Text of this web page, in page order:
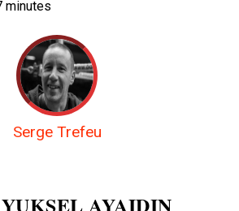
minutes
Serge Trefeu
AYAIDIN